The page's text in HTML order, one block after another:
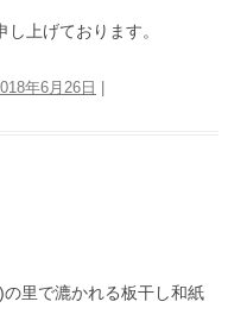
上げております。
年6月26日
里で漉かれる板干し和紙